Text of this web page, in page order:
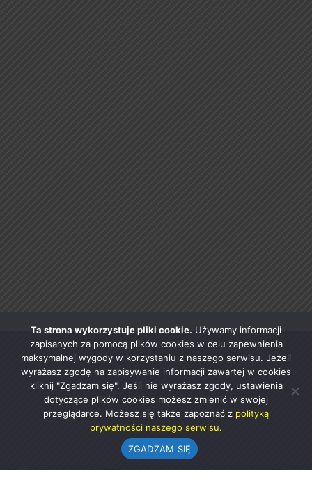
Ta strona wykorzystuje pliki cookie. Używamy informacji
zapisanych za pomocą plików cookies w celu zapewnienia
maksymalnej wygody w korzystaniu z naszego serwisu. Jeżeli
wyrażasz zgodę na zapisywanie informacji zawartej w cookies
kliknij "Zgadzam się". Jeśli nie wyrażasz zgody, ustawienia
dotyczące plików cookies możesz zmienić w swojej
przeglądarce. Możesz się także zapoznać z polityką
prywatności naszego serwisu.
ZGADZAM SIĘ